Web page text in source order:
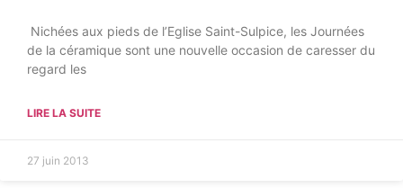
Nichées aux pieds de l’Eglise Saint-Sulpice, les Journées
de la céramique sont une nouvelle occasion de caresser du
regard les
LIRE LA SUITE
27 juin 2013